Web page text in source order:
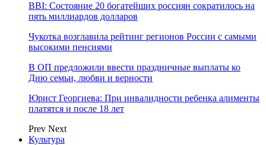
BBI: Состояние 20 богатейших россиян сократилось на
пять миллиардов долларов
Чукотка возглавила рейтинг регионов России с самыми
высокими пенсиями
В ОП предложили ввести праздничные выплаты ко
Дню семьи, любви и верности
Юрист Георгиева: При инвалидности ребенка алименты
платятся и после 18 лет
Prev Next
Культура